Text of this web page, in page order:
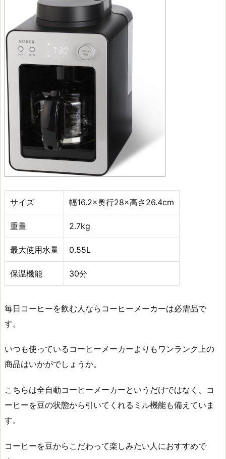
サイズ 幅16.2×奥行28×高さ26.4cm
重量 2.7kg
最大使用水量 0.55L
保温機能 30分
毎日コーヒーを飲む人ならコーヒーメーカーは必需品で
す。
いつも使っているコーヒーメーカーよりもワンランク上の
商品はいかがでしょうか。
こちらは全自動コーヒーメーカーというだけではなく、コ
ーヒーを豆の状態から引いてくれるミル機能も備えていま
す。
コーヒーを豆からこだわって楽しみたい人におすすめで